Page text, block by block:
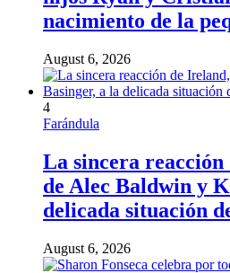
nacimiento de la
August 6, 2026
4
Farándula
La sincera
de Alec Baldwin y
delicada situación
August 6, 2026